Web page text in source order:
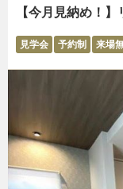
【今月見納め！
見学会 予約制 来場